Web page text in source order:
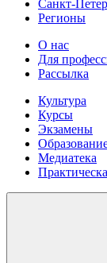
Санкт-
Регионы
О нас
Для
Рассылка
Культура
Курсы
Экзамены
Медиатека